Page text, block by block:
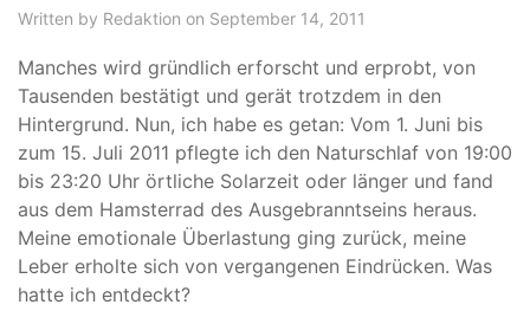
Written by Redaktion on September 14, 2011
Manches wird gründlich erforscht und erprobt, von
Tausenden bestätigt und gerät trotzdem in den
Hintergrund. Nun, ich habe es getan: Vom 1. Juni bis
zum 15. Juli 2011 pflegte ich den Naturschlaf von 19:00
bis 23:20 Uhr örtliche Solarzeit oder länger und fand
aus dem Hamsterrad des Ausgebranntseins heraus.
Meine emotionale Überlastung ging zurück, meine
Leber erholte sich von vergangenen Eindrücken. Was
hatte ich entdeckt?